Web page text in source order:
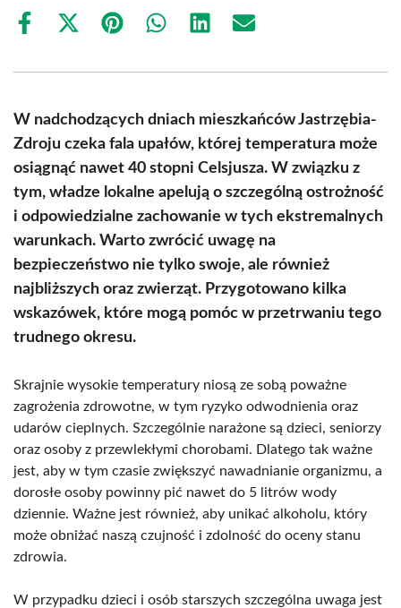
Share
Share
(Twitter)
Share Share Share Share
W nadchodzących dniach mieszkańców Jastrzębia-
Zdroju czeka fala upałów, której temperatura może
osiągnąć nawet 40 stopni Celsjusza. W związku z
tym, władze lokalne apelują o szczególną ostrożność
i odpowiedzialne zachowanie w tych ekstremalnych
warunkach. Warto zwrócić uwagę na
bezpieczeństwo nie tylko swoje, ale również
najbliższych oraz zwierząt. Przygotowano kilka
wskazówek, które mogą pomóc w przetrwaniu tego
trudnego okresu.
Skrajnie wysokie temperatury niosą ze sobą poważne
zagrożenia zdrowotne, w tym ryzyko odwodnienia oraz
udarów cieplnych. Szczególnie narażone są dzieci, seniorzy
oraz osoby z przewlekłymi chorobami. Dlatego tak ważne
jest, aby w tym czasie zwiększyć nawadnianie organizmu, a
dorosłe osoby powinny pić nawet do 5 litrów wody
dziennie. Ważne jest również, aby unikać alkoholu, który
może obniżać naszą czujność i zdolność do oceny stanu
zdrowia.
W przypadku dzieci i osób starszych szczególna uwaga jest